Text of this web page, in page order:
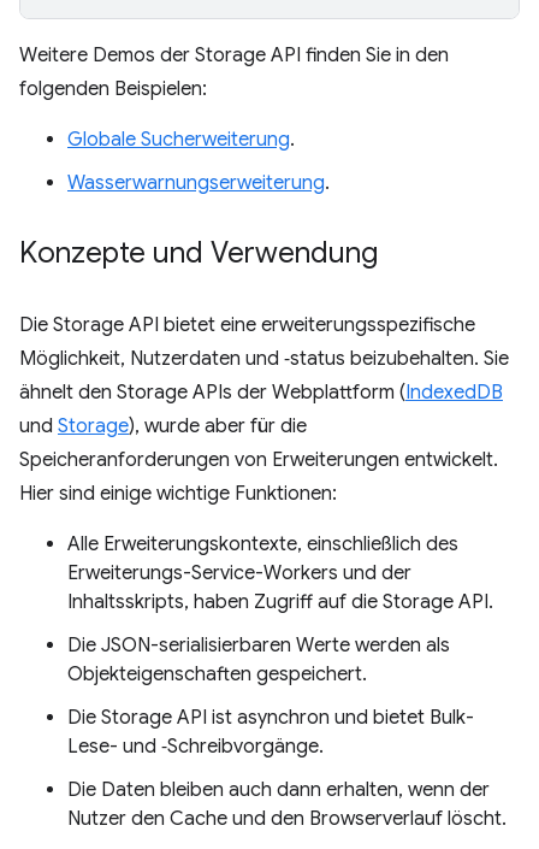
Weitere Demos der Storage API finden Sie in den
folgenden Beispielen:
Globale Sucherweiterung.
Wasserwarnungserweiterung.
Konzepte und Verwendung
Die Storage API bietet eine erweiterungsspezifische
Möglichkeit, Nutzerdaten und ‑status beizubehalten. Sie
ähnelt den Storage APIs der Webplattform (IndexedDB
und Storage), wurde aber für die
Speicheranforderungen von Erweiterungen entwickelt.
Hier sind einige wichtige Funktionen:
Alle Erweiterungskontexte, einschließlich des
Erweiterungs-Service-Workers und der
Inhaltsskripts, haben Zugriff auf die Storage API.
Die JSON-serialisierbaren Werte werden als
Objekteigenschaften gespeichert.
Die Storage API ist asynchron und bietet Bulk-
Lese- und ‑Schreibvorgänge.
Die Daten bleiben auch dann erhalten, wenn der
Nutzer den Cache und den Browserverlauf löscht.